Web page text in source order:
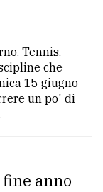
Tennis,
che
15 giugno
un po' di
anno